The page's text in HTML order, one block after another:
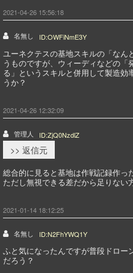
2021-04-26 15:56:18
名無し ID:OWFiNmE3Y
ユーネクテスの基地スキルの「なん
うものですが、ウィーディなどの
る」というスキルと併用して製造効
うか？
2021-04-26 12:32:09
管理人 ID:ZjQ0NzdlZ
>> 返信元
総合的に見ると基地は作戦記録作っ
ただし無視できる差だから足りない
2021-01-14 18:12:25
名無し ID:N2FhYWQ1Y
ふと気になったんですが普段ドロー
だろう？